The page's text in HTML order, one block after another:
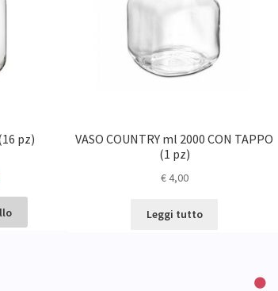
pz)
VASO COUNTRY ml 2000 CON TAPPO
(1 pz)
€4,00
Leggi tutto